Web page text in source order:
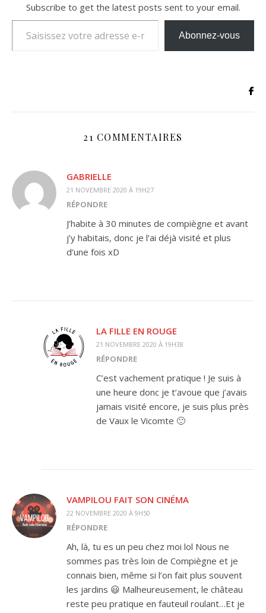
Subscribe to get the latest posts sent to your email.
Saisissez votre adresse e-mail…
Abonnez-vous
21 COMMENTAIRES
GABRIELLE
21 NOVEMBRE 2020 À 19H27
RÉPONDRE
J’habite à 30 minutes de compiègne et avant
j’y habitais, donc je l’ai déjà visité et plus
d’une fois xD
LA FILLE EN ROUGE
21 NOVEMBRE 2020 À 19H38
RÉPONDRE
C’est vachement pratique ! Je suis à
une heure donc je t’avoue que j’avais
jamais visité encore, je suis plus près
de Vaux le Vicomte 🙂
VAMPILOU FAIT SON CINÉMA
22 NOVEMBRE 2020 À 9H50
RÉPONDRE
Ah, là, tu es un peu chez moi lol Nous ne
sommes pas très loin de Compiègne et je
connais bien, même si l’on fait plus souvent
les jardins 😃 Malheureusement, le château
reste peu pratique en fauteuil roulant…Et je